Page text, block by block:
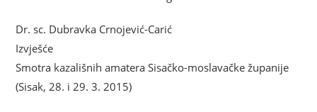
Dr. sc. Dubravka Crnojević-Carić
Izvješće
Smotra kazališnih amatera Sisačko-moslavačke županije
(Sisak, 28. i 29. 3. 2015)